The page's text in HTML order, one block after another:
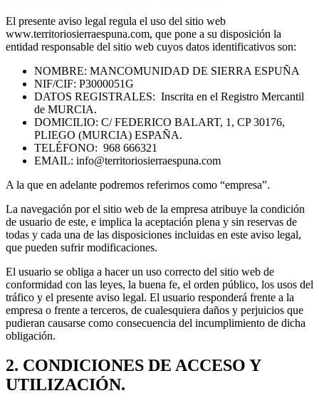
El presente aviso legal regula el uso del sitio web
www.territoriosierraespuna.com, que pone a su disposición la
entidad responsable del sitio web cuyos datos identificativos son:
NOMBRE: MANCOMUNIDAD DE SIERRA ESPUÑA
NIF/CIF: P3000051G
DATOS REGISTRALES: Inscrita en el Registro Mercantil
de MURCIA.
DOMICILIO: C/ FEDERICO BALART, 1, CP 30176,
PLIEGO (MURCIA) ESPAÑA.
TELÉFONO: 968 666321
EMAIL: info@territoriosierraespuna.com
A la que en adelante podremos referirnos como “empresa”.
La navegación por el sitio web de la empresa atribuye la condición
de usuario de este, e implica la aceptación plena y sin reservas de
todas y cada una de las disposiciones incluidas en este aviso legal,
que pueden sufrir modificaciones.
El usuario se obliga a hacer un uso correcto del sitio web de
conformidad con las leyes, la buena fe, el orden público, los usos del
tráfico y el presente aviso legal. El usuario responderá frente a la
empresa o frente a terceros, de cualesquiera daños y perjuicios que
pudieran causarse como consecuencia del incumplimiento de dicha
obligación.
2. CONDICIONES DE ACCESO Y
UTILIZACIÓN.